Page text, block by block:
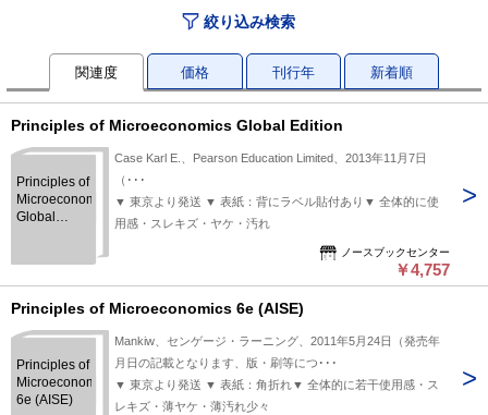
絞り込み検索
関連度 価格 刊行年 新着順
Principles of Microeconomics Global Edition
Principles of
Microeconomics
Global
Case Karl E.、Pearson Education Limited、2013年11月7日
（･･･
▼ 東京より発送 ▼ 表紙：背にラベル貼付あり▼ 全体的に使
用感・スレキズ・ヤケ・汚れ
ノースブックセンター
￥4,757
Principles of Microeconomics 6e (AISE)
Principles of
Microeconomics
6e (AISE)
Mankiw、センゲージ・ラーニング、2011年5月24日（発売年
月日の記載となります、版・刷等につ･･･
▼ 東京より発送 ▼ 表紙：角折れ▼ 全体的に若干使用感・ス
レキズ・薄ヤケ・薄汚れ少々